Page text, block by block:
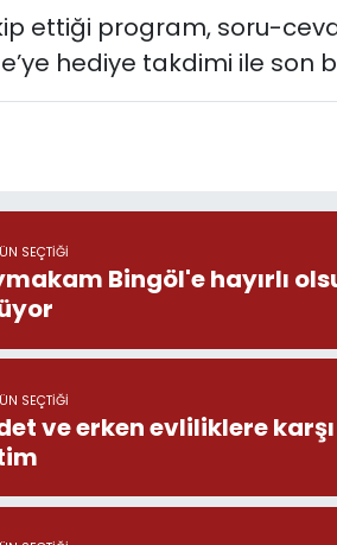
ettiği program, soru-
hediye takdimi ile son
SEÇTIĞI
Bingöl'e hayırlı
SEÇTIĞI
ve erken evliliklere